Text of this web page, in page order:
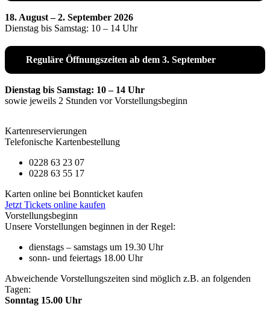
18. August – 2. September 2026
Dienstag bis Samstag: 10 – 14 Uhr
Reguläre Öffnungszeiten ab dem 3. September
Dienstag bis Samstag: 10 – 14 Uhr
sowie jeweils 2 Stunden vor Vorstellungsbeginn
Kartenreservierungen
Telefonische Kartenbestellung
0228 63 23 07
0228 63 55 17
Karten online bei Bonnticket kaufen
Jetzt Tickets online kaufen
Vorstellungsbeginn
Unsere Vorstellungen beginnen in der Regel:
dienstags – samstags um 19.30 Uhr
sonn- und feiertags 18.00 Uhr
Abweichende Vorstellungszeiten sind möglich z.B. an folgenden
Tagen:
Sonntag 15.00 Uhr